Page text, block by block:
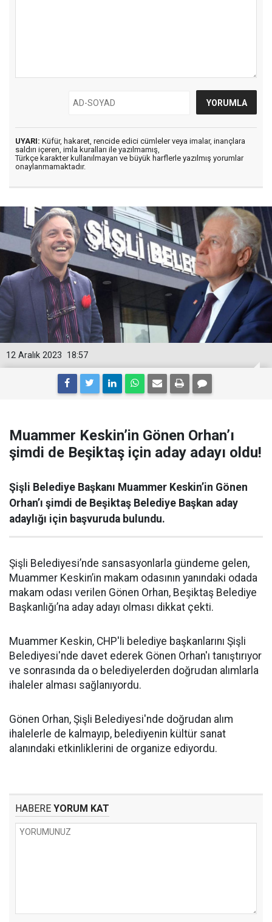
UYARI: Küfür, hakaret, rencide edici cümleler veya imalar, inançlara
saldırı içeren, imla kuralları ile yazılmamış,
Türkçe karakter kullanılmayan ve büyük harflerle yazılmış yorumlar
onaylanmamaktadır.
18:57
12 Aralık 2023
Muammer Keskin’in Gönen Orhan’ı
şimdi de Beşiktaş için aday adayı oldu!
Şişli Belediye Başkanı Muammer Keskin’in Gönen
Orhan’ı şimdi de Beşiktaş Belediye Başkan aday
adaylığı için başvuruda bulundu.
Şişli Belediyesi’nde sansasyonlarla gündeme gelen,
Muammer Keskin’in makam odasının yanındaki odada
makam odası verilen Gönen Orhan, Beşiktaş Belediye
Başkanlığı’na aday adayı olması dikkat çekti.
Muammer Keskin, CHP'li belediye başkanlarını Şişli
Belediyesi'nde davet ederek Gönen Orhan'ı tanıştırıyor
ve sonrasında da o belediyelerden doğrudan alımlarla
ihaleler alması sağlanıyordu.
Gönen Orhan, Şişli Belediyesi'nde doğrudan alım
ihalelerle de kalmayıp, belediyenin kültür sanat
alanındaki etkinliklerini de organize ediyordu.
HABERE YORUM KAT